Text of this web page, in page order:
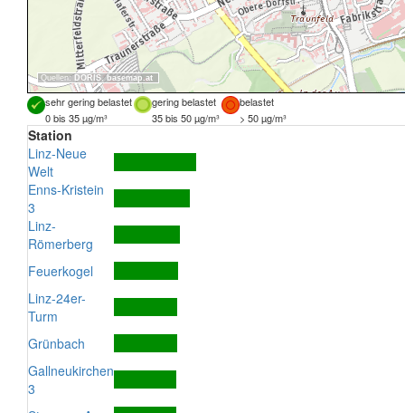
Quellen: DORIS, basemap.at
sehr gering belastet gering belastet
belastet
0 bis 35 µg/m³
35 bis 50 µg/m³ > 50 µg/m³
Station
Linz-Neue
Welt
Enns-Kristein
3
Linz-
Römerberg
Feuerkogel
Linz-24er-
Turm
Grünbach
Gallneukirchen
3